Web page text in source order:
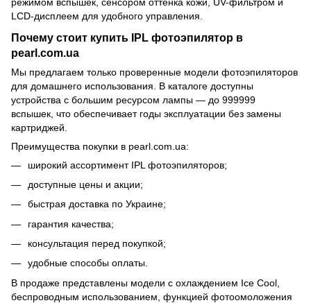
LCD-дисплеем для удобного управления.
Почему стоит купить IPL фотоэпилятор в
pearl.com.ua
Мы предлагаем только проверенные модели фотоэпиляторов
для домашнего использования. В каталоге доступны
устройства с большим ресурсом лампы — до 999999
вспышек, что обеспечивает годы эксплуатации без замены
картриджей.
Преимущества покупки в pearl.com.ua:
широкий ассортимент IPL фотоэпиляторов;
доступные цены и акции;
быстрая доставка по Украине;
гарантия качества;
консультация перед покупкой;
удобные способы оплаты.
В продаже представлены модели с охлаждением Ice Cool,
беспроводным использованием, функцией фотоомоложения